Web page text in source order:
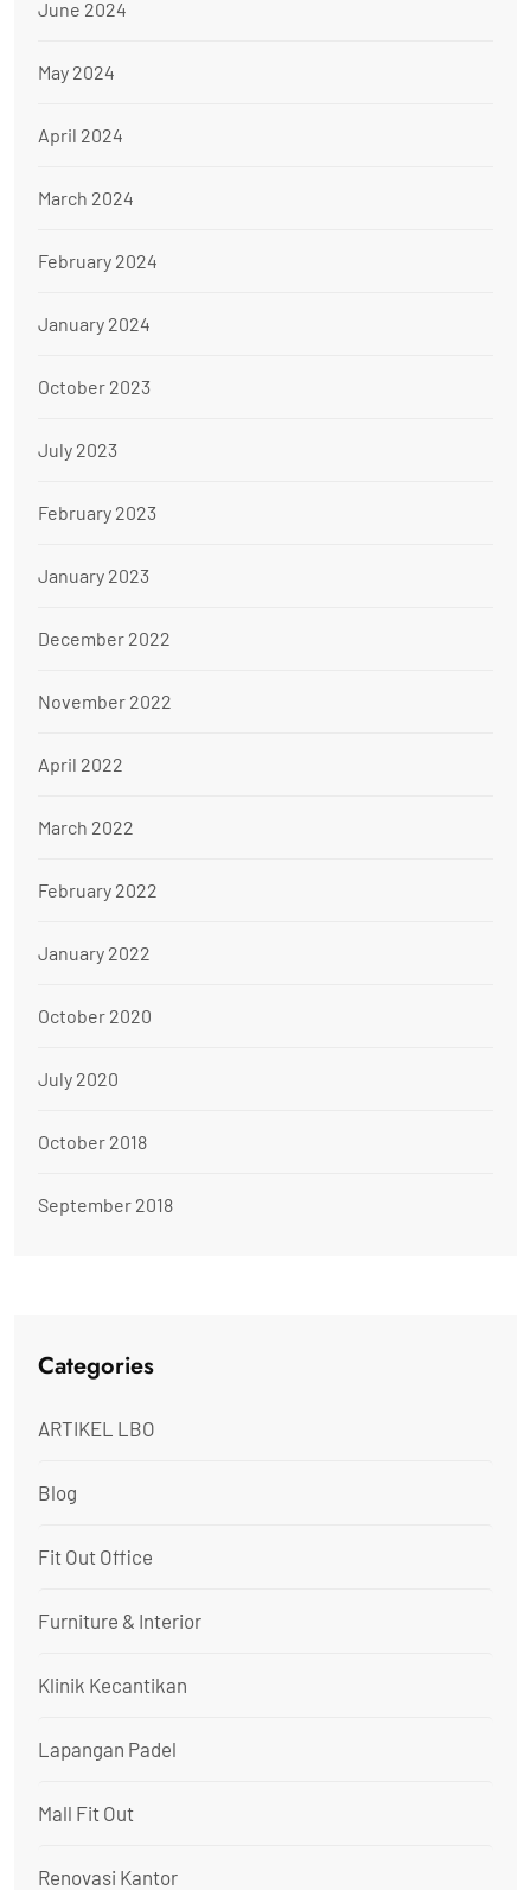
June 2024
May 2024
April 2024
March 2024
February 2024
January 2024
October 2023
July 2023
February 2023
January 2023
December 2022
November 2022
April 2022
March 2022
February 2022
January 2022
October 2020
July 2020
October 2018
September 2018
Categories
ARTIKEL LBO
Blog
Fit Out Office
Furniture & Interior
Klinik Kecantikan
Lapangan Padel
Mall Fit Out
Renovasi Kantor